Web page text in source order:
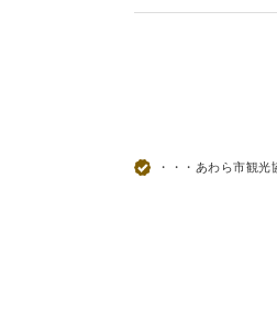
・・・あわら市観光